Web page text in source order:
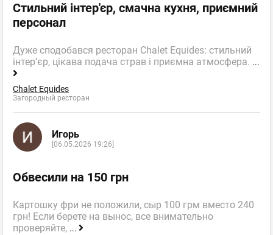
Стильний інтер'єр, смачна кухня, приємний
персонал
Дуже сподобався ресторан Chalet Equides: стильний
інтер’єр, цікава подача страв і приємна атмосфера. ...
Chalet Equides
Загородный ресторан
Игорь
[06.05.2026 19:26]
Обвесили на 150 грн
Картошку фри не положили, сыр 100 грм вместо 240
грн! Если берете на вынос, все внимательно
проверяйте, ...